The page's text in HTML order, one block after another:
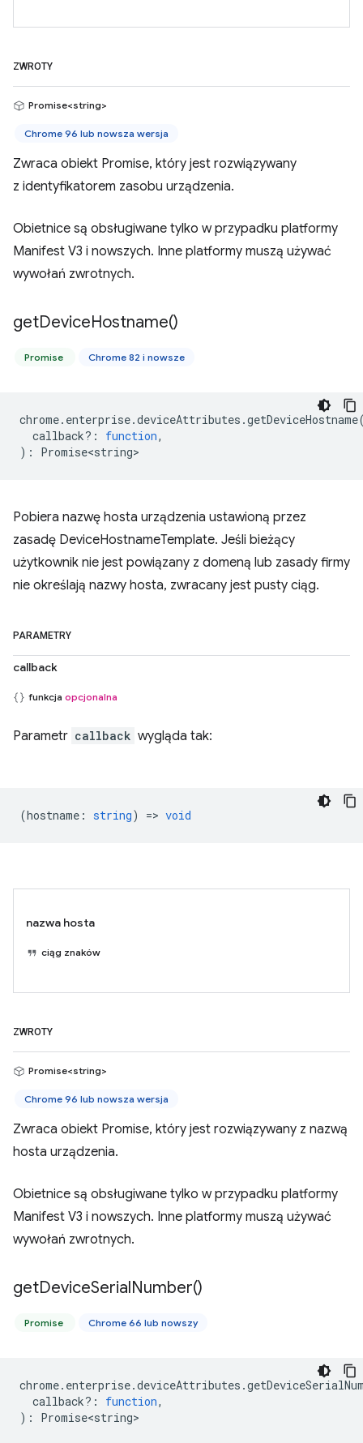
ZWROTY
Promise<string>
Chrome 96 lub nowsza wersja
Zwraca obiekt Promise, który jest rozwiązywany
z identyfikatorem zasobu urządzenia.
Obietnice są obsługiwane tylko w przypadku platformy
Manifest V3 i nowszych. Inne platformy muszą używać
wywołań zwrotnych.
getDeviceHostname()
Promise Chrome 82 i nowsze
chrome. enterprise.deviceAttributes .getDeviceHostname
callback? : function,
) : Promise<string>
Pobiera nazwę hosta urządzenia ustawioną przez
zasadę DeviceHostnameTemplate. Jeśli bieżący
użytkownik nie jest powiązany z domeną lub zasady firmy
nie określają nazwy hosta, zwracany jest pusty ciąg.
PARAMETRY
callback
funkcja opcjonalna
Parametr callback wygląda tak:
(hostname : string) => void
nazwa hosta
ciąg znaków
ZWROTY
Promise<string>
Chrome 96 lub nowsza wersja
Zwraca obiekt Promise, który jest rozwiązywany z nazwą
hosta urządzenia.
Obietnice są obsługiwane tylko w przypadku platformy
Manifest V3 i nowszych. Inne platformy muszą używać
wywołań zwrotnych.
getDeviceSerialNumber()
Promise Chrome 66 lub nowszy
chrome. enterprise.deviceAttributes .
callback? : function,
) : Promise<string>